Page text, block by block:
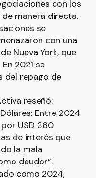
con los
manera directa.
se
con una
Nueva York, que
2021 se
del repago de
reseñó:
Entre 2024
USD 360
de interés que
la mala
deudor”.
como 2024,